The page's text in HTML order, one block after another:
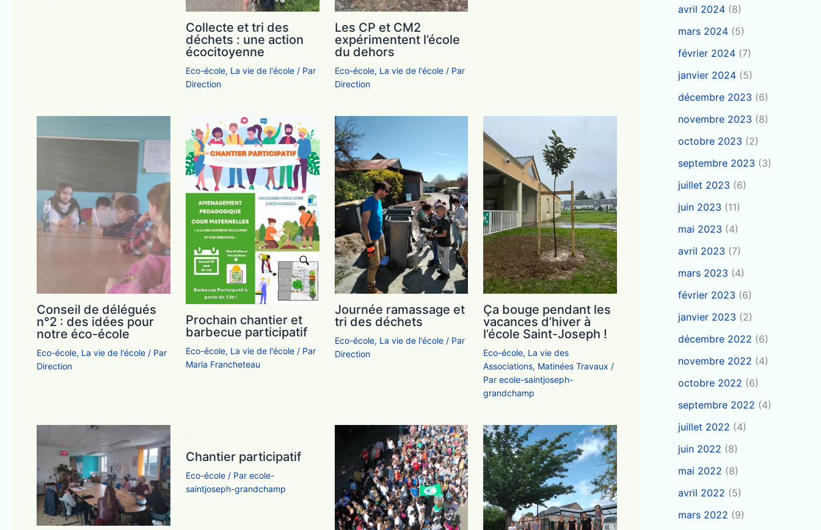
Collecte et tri des
déchets : une action
écocitoyenne
Eco-école, La vie de l'école/ Par
Direction
Les CP et CM2
expérimentent l’école
du dehors
Eco-école, La vie de l'école/ Par
Direction
Conseil de délégués
n°2 : des idées pour
notre éco-école
Eco-école, La vie de l'école / Par
Direction
Prochain chantier et
barbecue participatif
Eco-école, La vie de l'école/ Par
Maria Francheteau
Journée ramassage et
tri des déchets
Eco-école, La vie de l'école/ Par
Direction
Ça bouge pendant les
vacances d’hiver à
l’école Saint-Joseph !
Eco-école, La vie des
Associations, Matinées Travaux /
Parecole-saintjoseph-
grandchamp
Chantier participatif
Eco-école/ Par ecole-
saintjoseph-grandchamp
avril 2024 (8)
mars 2024 (5)
février 2024 (7)
janvier 2024 (5)
décembre 2023 (6)
novembre 2023 (8)
octobre 2023 (2)
septembre 2023 (3)
juillet 2023 (6)
juin 2023 (11)
mai 2023 (4)
avril 2023 (7)
mars 2023 (4)
février 2023 (6)
janvier 2023 (2)
décembre 2022 (6)
novembre 2022 (4)
octobre 2022 (6)
septembre 2022 (4)
juillet 2022 (4)
juin 2022 (8)
mai 2022 (8)
avril 2022 (5)
mars 2022 (9)